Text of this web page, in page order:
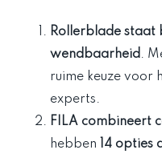
Rollerblade staat
wendbaarheid .
ruime keuze voor
experts.
FILA combineert
hebben
14 opties